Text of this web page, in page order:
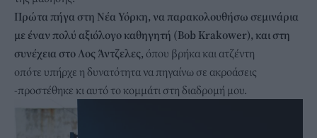
Πρώτα πήγα στη Νέα Υόρκη, να παρακολουθήσω σεμινάρια
με έναν πολύ αξιόλογο καθηγητή (Bob Krakower), και στη
συνέχεια στο Λος Άντζελες, όπου βρήκα και ατζέντη
οπότε υπήρχε η δυνατότητα να πηγαίνω σε ακροάσεις
-προστέθηκε κι αυτό το κομμάτι στη διαδρομή μου.